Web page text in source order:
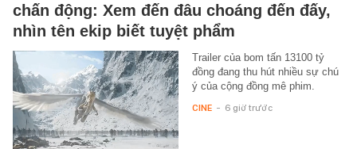
chấn động: Xem đến đâu choáng đến đấy,
nhìn tên ekip biết tuyệt phẩm
Trailer của bom tấn 13100 tỷ
đồng đang thu hút nhiều sự chú
ý của cộng đồng mê phim.
CINE - 6 giờ trước